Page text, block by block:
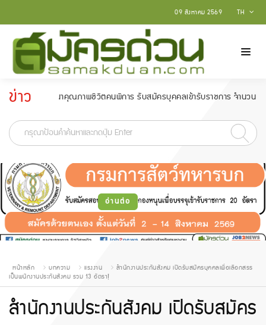
TH
09 สิงหาคม 2569
ข่าว
ประกาศ
และพัฒนาคุณภาพชีวิตคนพิการ รับสมัครบุคคลเข้ารับราชการ จำนวน 6 อัตรา
-
อ่านต่อ
หน้าหลัก บทความ แรงงาน
สำนักงานประกันสังคม เปิดรับสมัครบุคคลเพื่อเลือกสรร
เป็นพนักงานประกันสังคม รวม 13 อัตรา!
สำนักงานประกันสังคม เปิดรับสมัคร